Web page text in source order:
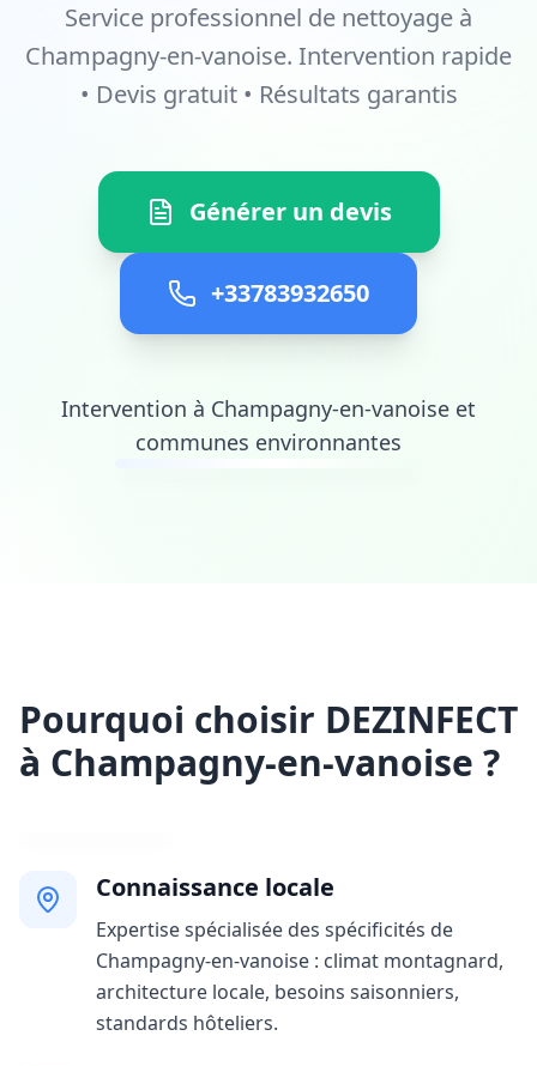
Service professionnel de nettoyage à
Champagny-en-vanoise. Intervention rapide
• Devis gratuit • Résultats garantis
Générer un devis
+33783932650
Intervention à Champagny-en-vanoise et
communes environnantes
Pourquoi choisir DEZINFECT
à Champagny-en-vanoise ?
Connaissance locale
Expertise spécialisée des spécificités de
Champagny-en-vanoise : climat montagnard,
architecture locale, besoins saisonniers,
standards hôteliers.